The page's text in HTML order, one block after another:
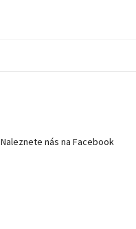
Naleznete nás na Facebook